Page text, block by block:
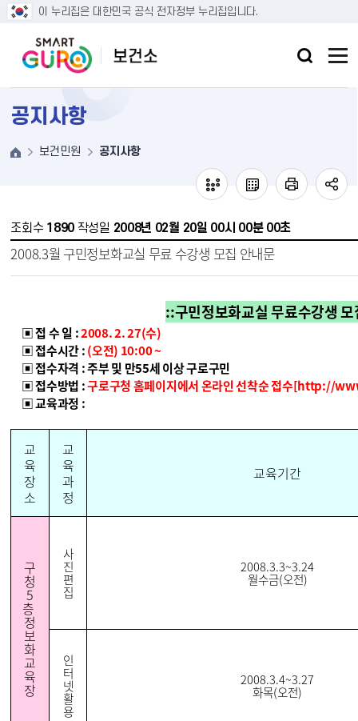
이 누리집은 대한민국 공식 전자정부 누리집입니다.
본문 바로가기
공지사항
보건민원 공지사항
조회수 1890 작성일 2008년 02월 20일 00시 00분 00초
2008.3월 구민정보화교실 무료 수강생 모집 안내문
::구민정보화교실 무료수강생
▣ 접 수 일 :2008. 2. 27(수)
▣ 접수시간 :(오전) 10:00 ~
▣ 접수자격 : 주부 및 만55세 이상 구로구민
▣ 접수방법 :구로구청 홈페이지에서 온라인 선착순 접수[http://
▣ 교육과정 :
교
육
장
소
교
육
과
정
교육기간
구
청
5
층
정
보
화
교
육
장
사
진
편
집
2008.3.3~3.24
월수금(오전)
인
터
넷
활
용
2008.3.4~3.27
화목(오전)